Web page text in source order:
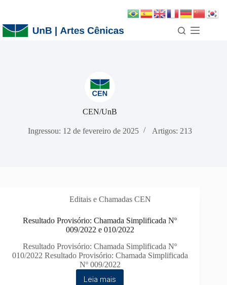
CEN/UnB
Ingressou: 12 de fevereiro de 2025 Artigos: 213
Editais e Chamadas CEN
Resultado Provisório: Chamada Simplificada Nº
009/2022 e 010/2022
Resultado Provisório: Chamada Simplificada Nº
010/2022 Resultado Provisório: Chamada Simplificada
Nº 009/2022
Leia mais